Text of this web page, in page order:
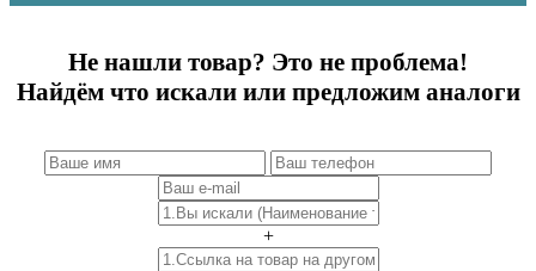
Не нашли товар? Это не проблема!
Найдём что искали или предложим аналоги
+